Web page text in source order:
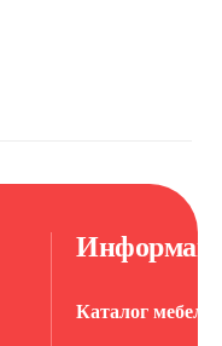
Каталог мебели